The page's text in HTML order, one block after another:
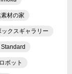
材の家
ックスギャラリー
ロボット